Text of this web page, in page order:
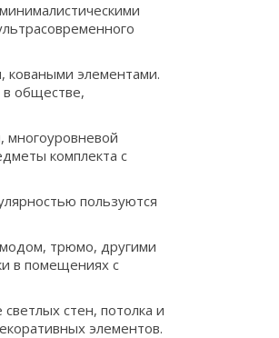
коваными элементами.
в обществе,
многоуровневой
комплекта с
пользуются
трюмо, другими
в помещениях с
стен, потолка и
элементов.